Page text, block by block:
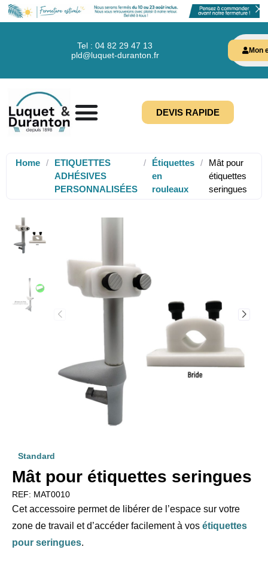
Tel : 04 82 29 47 13
pld@luquet-duranton.fr
Mon
DEVIS RAPIDE
Home /
ETIQUETTES
ADHÉSIVES
PERSONNALISÉES
/
Étiquettes
en
rouleaux
/
Mât pour
étiquettes
seringues
Standard
Mât pour étiquettes seringues
REF: MAT0010
Cet accessoire permet de libérer de l’espace sur votre
zone de travail et d’accéder facilement à vos étiquettes
pour seringues.